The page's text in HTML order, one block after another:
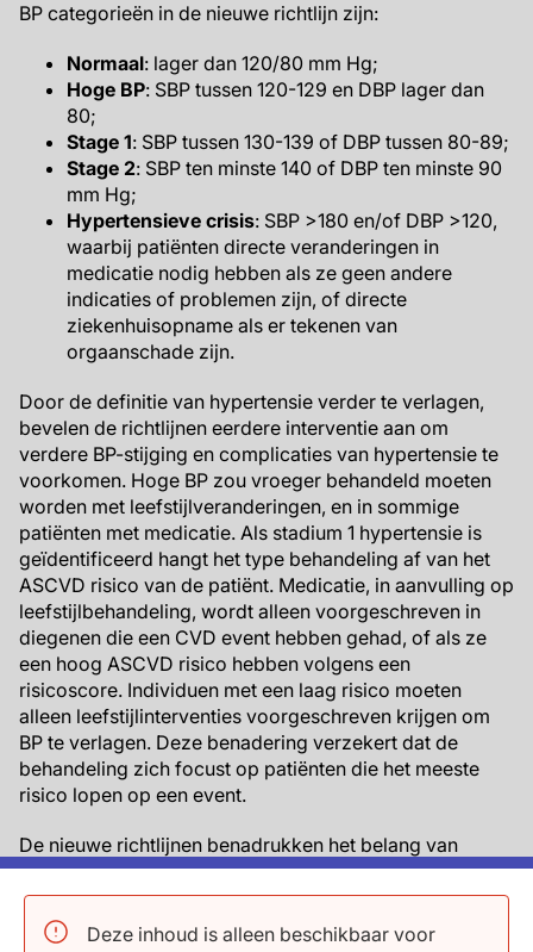
Deze inhoud is alleen beschikbaar voor
BP categorieën in de nieuwe richtlijn zijn:
Normaal: lager dan 120/80 mm Hg;
Hoge BP: SBP tussen 120-129 en DBP lager dan
80;
Stage 1: SBP tussen 130-139 of DBP tussen 80-89;
Stage 2: SBP ten minste 140 of DBP ten minste 90
mm Hg;
Hypertensieve crisis: SBP >180 en/of DBP >120,
waarbij patiënten directe veranderingen in
medicatie nodig hebben als ze geen andere
indicaties of problemen zijn, of directe
ziekenhuisopname als er tekenen van
orgaanschade zijn.
Door de definitie van hypertensie verder te verlagen,
bevelen de richtlijnen eerdere interventie aan om
verdere BP-stijging en complicaties van hypertensie te
voorkomen. Hoge BP zou vroeger behandeld moeten
worden met leefstijlveranderingen, en in sommige
patiënten met medicatie. Als stadium 1 hypertensie is
geïdentificeerd hangt het type behandeling af van het
ASCVD risico van de patiënt. Medicatie, in aanvulling op
leefstijlbehandeling, wordt alleen voorgeschreven in
diegenen die een CVD event hebben gehad, of als ze
een hoog ASCVD risico hebben volgens een
risicoscore. Individuen met een laag risico moeten
alleen leefstijlinterventies voorgeschreven krijgen om
BP te verlagen. Deze benadering verzekert dat de
behandeling zich focust op patiënten die het meeste
risico lopen op een event.
De nieuwe richtlijnen benadrukken het belang van
gebruik van een goede techniek om BP te meten. BP
niveaus zouden gebaseerd moeten worden op een
gemiddelde van 2 tot 3 metingen bij ten minste twee